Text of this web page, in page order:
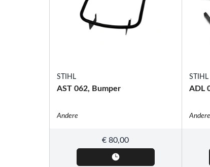
STIHL
AST 062, Bumper
Andere
€ 80,00
STIHL
ADL
Andere